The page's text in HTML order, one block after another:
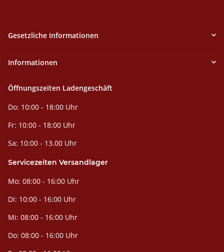
Gesetzliche Informationen
Informationen
Öffnungszeiten Ladengeschäft
Do: 10:00 - 18:00 Uhr
Fr: 10:00 - 18:00 Uhr
Sa: 10:00 - 13.00 Uhr
Servicezeiten Versandlager
Mo: 08:00 - 16:00 Uhr
Di: 10:00 - 16:00 Uhr
Mi: 08:00 - 16:00 Uhr
Do: 08:00 - 16:00 Uhr